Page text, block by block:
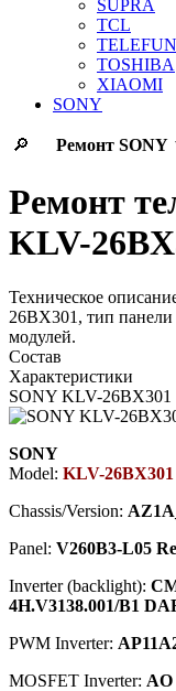
SUPRA
TCL
TOSHIBA
XIAOMI
SONY
🔎 Ремонт SONY
Ремонт
KLV-
Техническое
26BX301, тип
модулей.
Состав
Характеристики
SONY KLV-26BX301
SONY
Model: KLV-26BX301
Chassis/Version:
Panel: V260B3-L05
Inverter (backlight):
4H.V3138.001/B1
PWM Inverter:
MOSFET Inverter: AO